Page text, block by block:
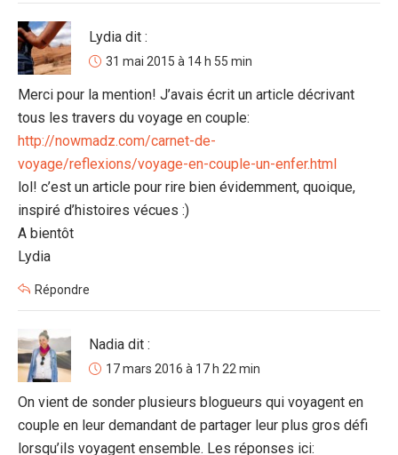
Lydia dit :
31 mai 2015 à 14 h 55 min
Merci pour la mention! J’avais écrit un article décrivant
tous les travers du voyage en couple:
http://nowmadz.com/carnet-de-
voyage/reflexions/voyage-en-couple-un-enfer.html
lol! c’est un article pour rire bien évidemment, quoique,
inspiré d’histoires vécues :)
A bientôt
Lydia
Répondre
Nadia dit :
17 mars 2016 à 17 h 22 min
On vient de sonder plusieurs blogueurs qui voyagent en
couple en leur demandant de partager leur plus gros défi
lorsqu’ils voyagent ensemble. Les réponses ici: